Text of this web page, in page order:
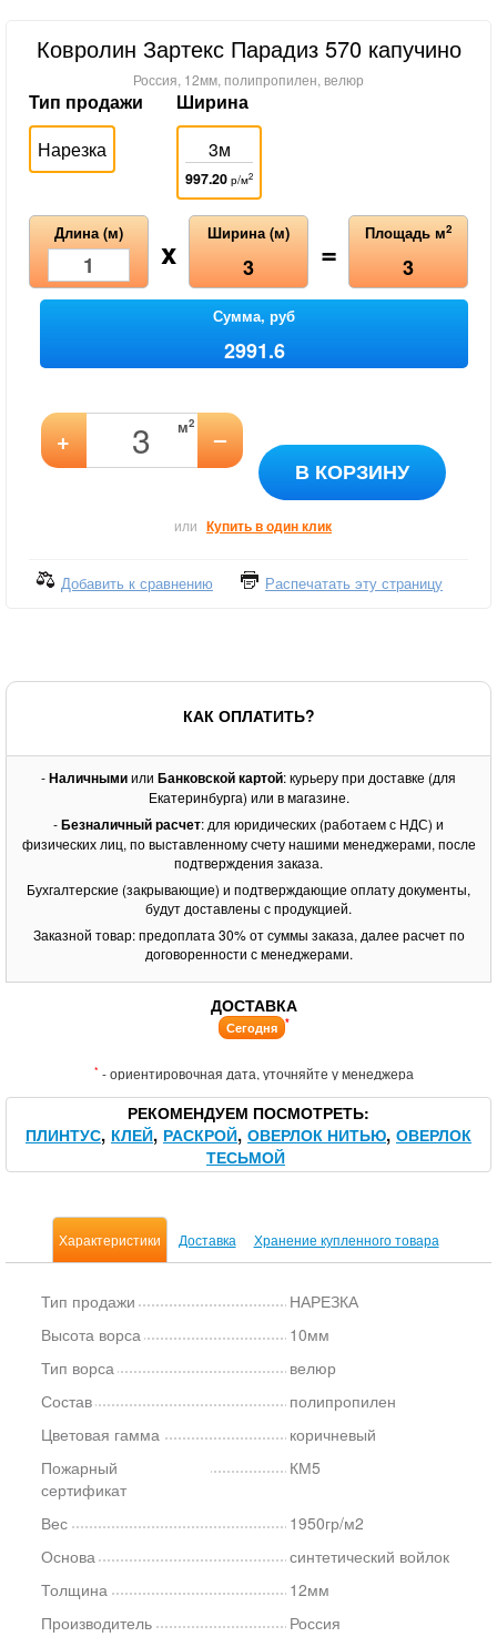
Ковролин Зартекс Парадиз 570 капучино
Россия, 12мм, полипропилен, велюр
Тип продажи
Нарезка
Ширина
3м
997.20 р/м2
Длина (м) x Ширина (м)
3 = Площадь м2
3
Сумма, руб
2991.6
+ м2 –
В КОРЗИНУ
или Купить в один клик
Добавить к сравнению Распечатать эту страницу
КАК ОПЛАТИТЬ?
-Наличнымиили Банковской картой: курьеру при доставке (для
Екатеринбурга) или в магазине.
-Безналичный расчет: для юридических (работаем с НДС) и
физических лиц, по выставленному счету нашими менеджерами, после
подтверждения заказа.
Бухгалтерские (закрывающие) и подтверждающие оплату документы,
будут доставлены с продукцией.
Заказной товар: предоплата 30% от суммы заказа, далее расчет по
договоренности с менеджерами.
ДОСТАВКА
Сегодня *
* - ориентировочная дата, уточняйте у менеджера
РЕКОМЕНДУЕМ ПОСМОТРЕТЬ
ПЛИНТУС КЛЕЙ РАСКРОЙ ОВЕРЛОК НИТЬЮ ОВЕРЛОК
ТЕСЬМОЙ
Характеристики Доставка Хранение купленного товара
Тип продажи
НАРЕЗКА
Высота ворса
10мм
Тип ворса
велюр
Состав
полипропилен
Цветовая гамма
коричневый
Пожарный
сертификат
КМ5
Вес
1950гр/м2
Основа
синтетический войлок
Толщина
12мм
Производитель
Россия